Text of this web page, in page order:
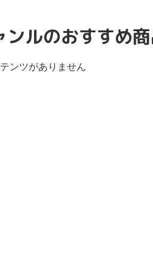
ンルのおすすめ
ンツがありません